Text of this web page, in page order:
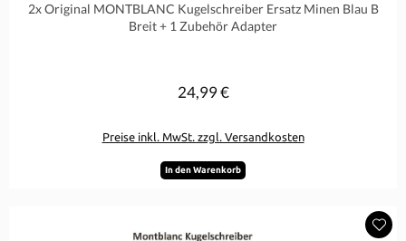
2x Original MONTBLANC Kugelschreiber Ersatz Minen Blau B
Breit + 1 Zubehör Adapter
Regulärer Preis:
24,99 €
Preise inkl. MwSt. zzgl. Versandkosten
In den Warenkorb